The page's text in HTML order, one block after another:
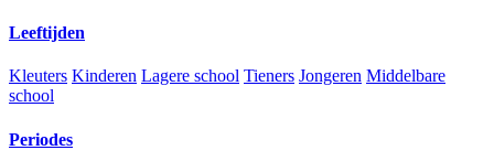
Leeftijden
Kleuters Kinderen Lagere school Tieners Jongeren Middelbare
school
Periodes